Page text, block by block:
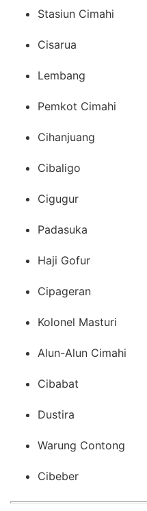
Stasiun Cimahi
Cisarua
Lembang
Pemkot Cimahi
Cihanjuang
Cibaligo
Cigugur
Padasuka
Haji Gofur
Cipageran
Kolonel Masturi
Alun-Alun Cimahi
Cibabat
Dustira
Warung Contong
Cibeber